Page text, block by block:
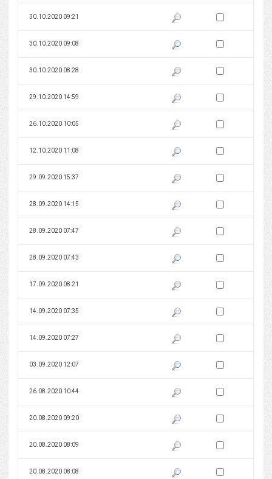
30.10.2020 09:21 Pokaż podgląd wersji z dnia
Zaznacz wersję do
30.10.2020 09:08 Pokaż podgląd wersji z dnia
Zaznacz wersję do
30.10.2020 08:28 Pokaż podgląd wersji z dnia
Zaznacz wersję do
29.10.2020 14:59 Pokaż podgląd wersji z dnia
Zaznacz wersję do
26.10.2020 10:05 Pokaż podgląd wersji z dnia
Zaznacz wersję do
12.10.2020 11:08 Pokaż podgląd wersji z dnia
Zaznacz wersję do
29.09.2020 15:37 Pokaż podgląd wersji z dnia
Zaznacz wersję do
28.09.2020 14:15 Pokaż podgląd wersji z dnia
Zaznacz wersję do
28.09.2020 07:47 Pokaż podgląd wersji z dnia
Zaznacz wersję do
28.09.2020 07:43 Pokaż podgląd wersji z dnia
Zaznacz wersję do
17.09.2020 08:21 Pokaż podgląd wersji z dnia
Zaznacz wersję do
14.09.2020 07:35 Pokaż podgląd wersji z dnia
Zaznacz wersję do
14.09.2020 07:27 Pokaż podgląd wersji z dnia
Zaznacz wersję do
03.09.2020 12:07 Pokaż podgląd wersji z dnia
Zaznacz wersję do
26.08.2020 10:44 Pokaż podgląd wersji z dnia
Zaznacz wersję do
20.08.2020 09:20 Pokaż podgląd wersji z dnia
Zaznacz wersję do
20.08.2020 08:09 Pokaż podgląd wersji z dnia
Zaznacz wersję do
20.08.2020 08:08 Pokaż podgląd wersji z dnia
Zaznacz wersję do